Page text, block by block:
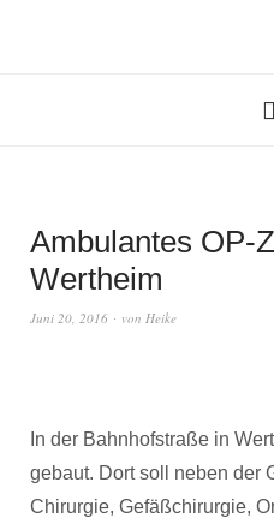
Ambulantes OP-
Wertheim
Juni 20, 2016 von Heike
In der Bahnhofstraße in
gebaut. Dort soll neben der
Chirurgie, Gefäßchirurgie,